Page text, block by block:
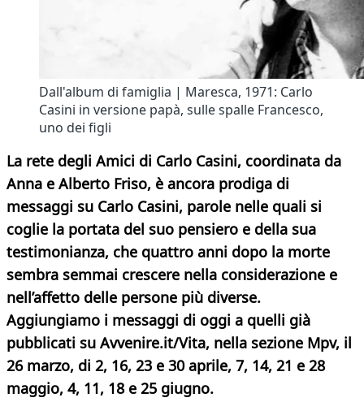
Dall'album di famiglia | Maresca, 1971: Carlo
Casini in versione papà, sulle spalle Francesco,
uno dei figli
La rete degli Amici di Carlo Casini, coordinata da
Anna e Alberto Friso, è ancora prodiga di
messaggi su Carlo Casini, parole nelle quali si
coglie la portata del suo pensiero e della sua
testimonianza, che quattro anni dopo la morte
sembra semmai crescere nella considerazione e
nell’affetto delle persone più diverse.
Aggiungiamo i messaggi di oggi a quelli già
pubblicati su Avvenire.it/Vita, nella sezione Mpv, il
26 marzo, di 2, 16, 23 e 30 aprile, 7, 14, 21 e 28
maggio, 4, 11, 18 e 25 giugno.